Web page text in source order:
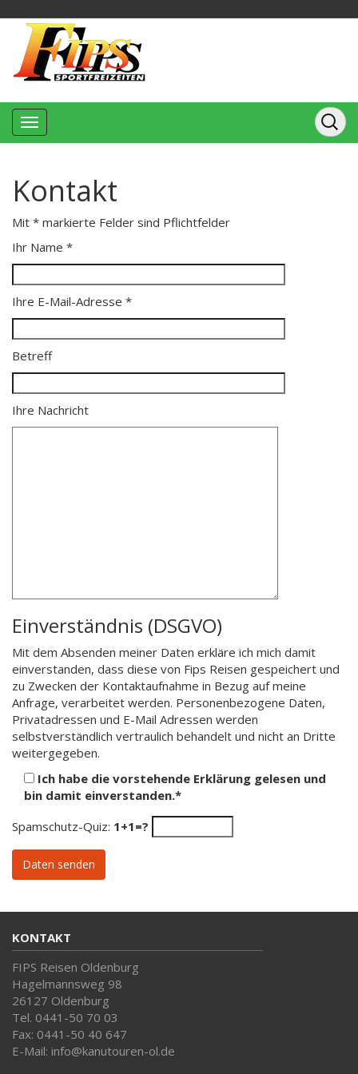
Kontakt
Mit * markierte Felder sind Pflichtfelder
Ihr Name *
Ihre E-Mail-Adresse *
Betreff
Ihre Nachricht
Einverständnis (DSGVO)
Mit dem Absenden meiner Daten erkläre ich mich damit
einverstanden, dass diese von Fips Reisen gespeichert und
zu Zwecken der Kontaktaufnahme in Bezug auf meine
Anfrage, verarbeitet werden. Personenbezogene Daten,
Privatadressen und E-Mail Adressen werden
selbstverständlich vertraulich behandelt und nicht an Dritte
weitergegeben.
Ich habe die vorstehende Erklärung gelesen und
bin damit einverstanden.*
Spamschutz-Quiz: 1+1=?
KONTAKT
FIPS Reisen Oldenburg
Hagelmannsweg 98
26127 Oldenburg
Tel. 0441-50 70 03
Fax: 0441-50 40 647
E-Mail: info@kanutouren-ol.de